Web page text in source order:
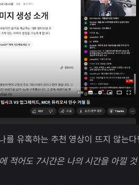
를 유혹하는 추천 영상이 뜨지 않는
적어도 7시간은 나의 시간을 아낄